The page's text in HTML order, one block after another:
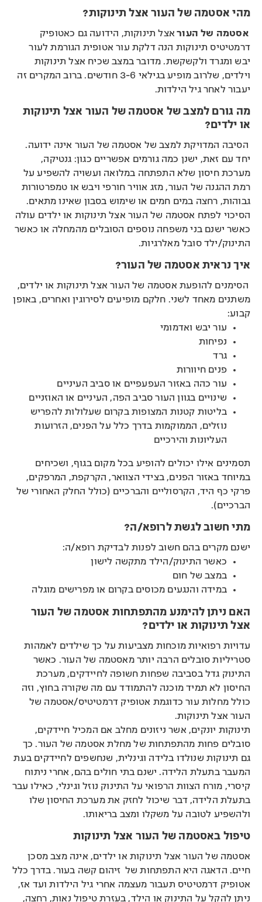
מהי אסטמה של העור אצל תינוקות?
אסטמה של העוראצל תינוקות, הידועה גם כאטופיק
דרמטיטיס תינוקות הנה דלקת עור אטופית הגורמת לעור
יבש ומגרד ולקשקשת. מדובר במצב שכיח אצל תינוקות
וילדים, שלרוב מופיע בגילאי 3-6 חודשים. ברוב המקרים זה
יעבור לאחר גיל הילדות.
מה גורם למצב של אסטמה של העור אצל תינוקות
או ילדים?
הסיבה המדויקת למצב של אסטמה של העור אינה ידועה.
יחד עם זאת, ישנן כמה גורמים אפשריים כגון: גנטיקה,
מערכת חיסון שלא התפתחה במלואה ועשויה להשפיע על
רמת ההגנה של העור, מזג אוויר חורפי ויבש או טמפרטורות
גבוהות, רחצה במים חמים או שימוש בסבון שאינו מתאים.
הסיכוי לפתח אסטמה של העור אצל תינוקות או ילדים עולה
כאשר ישנם בני משפחה נוספים הסובלים מהמחלה או כאשר
התינוק/ילד סובל מאלרגיות.
איך נראית אסטמה של העור?
הסימנים להופעת אסטמה של העור אצל תינוקות או ילדים,
משתנים מאחד לשני. חלקם מופיעים לסירוגין ואחרים, באופן
קבוע:
עור יבש ואדמומי
נפיחות
גרד
פנים חיוורות
עור כהה באזור העפעפיים או סביב העיניים
שינויים בגוון העור סביב הפה, העיניים או האוזניים
בליטות קטנות המצופות בקרום שעלולות להפריש
נוזלים, הממוקמות בדרך כלל על הפנים, הזרועות
העליונות והירכיים
תסמינים אילו יכולים להופיע בכל מקום בגוף, ושכיחים
במיוחד באזור הפנים, בצידי הצוואר, הקרקפת, המרפקים,
פרקי כף היד, הקרסוליים והברכיים (כולל החלק האחורי של
הברכיים).
מתי חשוב לגשת לרופא/ה?
ישנם מקרים בהם חשוב לפנות לבדיקת רופא/ה:
כאשר התינוק/הילד מתקשה לישון
במצב של חום
במידה והנגעים מכוסים בקרום או מפרישים מוגלה
האם ניתן להימנע מהתפתחות אסטמה של העור
אצל תינוקות או ילדים?
עדויות רפואיות מוכחות מצביעות על כך שילדים לאמהות
סטריליות סובלים הרבה יותר מאסטמה של העור. כאשר
התינוק גדל בסביבה שפחות חשופה לחיידקים, מערכת
החיסון לא תמיד מוכנה להתמודד עם מה שקורה בחוץ, וזה
כולל מחלות עור כדוגמת אטופיק דרמטיטיס/אסטמה של
העור אצל תינוקות.
תינוקות יונקים, אשר ניזונים מחלב אם המכיל חיידקים,
סובלים פחות מהתפתחות של מחלת אסטמה של העור. כך
גם תינוקות שנולדו בלידה וגינלית, שנחשפים לחיידקים בעת
המעבר בתעלת הלידה. ישנם בתי חולים בהם, אחרי ניתוח
קיסרי, מורח הצוות הרפואי על התינוק נוזל וגינלי, כאילו עבר
בתעלת הלידה, דבר שיכול לחזק את מערכת החיסון שלו
ולהשפיע לטובה על משקלו ומצב בריאותו.
טיפול באסטמה של העור אצל תינוקות
אסטמה של העור אצל תינוקות או ילדים, אינה מצב מסכן
חיים. הדאגה היא התפתחות של זיהום קשה בעור. בדרך כלל
אטופיק דרמטיטיס תעבור מעצמה אחרי גיל הילדות ועד אז,
ניתן להקל על התינוק או הילד, בעזרת טיפול נאות, רחצה,